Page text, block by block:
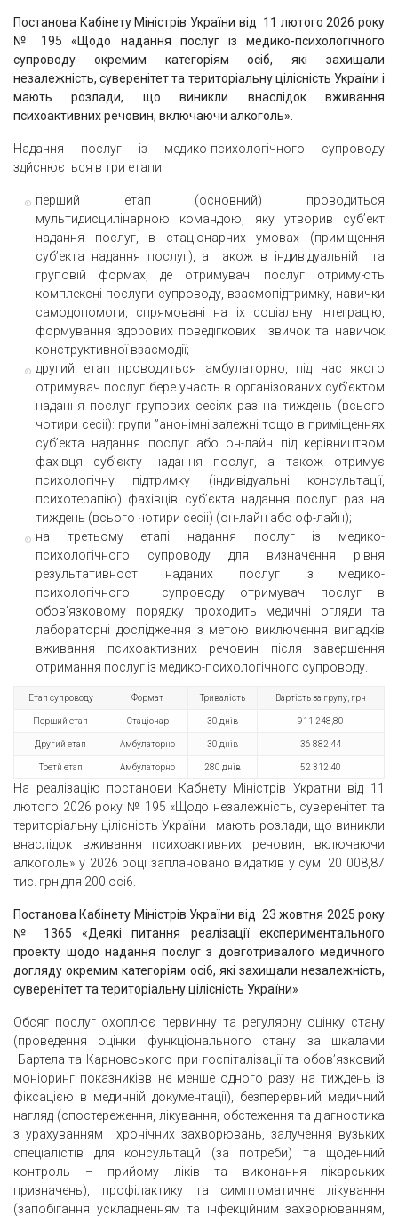
Постанова Кабінету Міністрів України від 11 лютого 2026 року
№ 195 «Щодо надання послуг iз медико-психологічного
супроводу окремим категоріям осіб, які захищали
незалежність, суверенітет та територіальну цілісність України i
мають розлади, що виникли внаслідок вживання
психоактивних речовин, включаючи алкоголь».
Надання послуг iз медико-психологічного супроводу
здйснюється в три етапи:
перший етап (основний) проводиться
мультидисцилінарною командою, яку утворив суб’ект
надання послуг, в стаціонарних умовах (приміщення
суб’екта надання послуг), а також в індивідуальній та
груповій формах, де отримувачі послуг отримують
комплексні послуги супроводу, взаємопідтримку, навички
самодопомоги, спрямовані на ix соціальну інтеграцію,
формування здорових поведігкових звичок та навичок
конструктивної взаємодії;
другий етап проводиться амбулаторно, під час якого
отримувач послуг бере участь в організованих суб’єктом
надання послуг групових сесіях раз на тиждень (всього
чотири cecii): групи ”aнонімні залежні тощо в приміщеннях
суб’екта надання послуг або он-лайн під керівництвом
фахівця суб’єкту надання послуг, а також отримує
психологічну підтримку (індивідуальні консультації,
психотерапію) фахівців суб’єкта надання послуг раз на
тиждень (всього чотири cecii) (он-лайн або оф-лайн);
на третьому етапі надання послуг iз медико-
психологічного супроводу для визначення piвня
peзультативності наданих послуг iз медико-
психологічного супроводу отримувач послуг в
обов’язковому порядку проходить медичні огляди та
лабораторні дослідження з метою виключення випадків
вживання психоактивних речовин після завершення
отримання послуг iз медико-психологічного супроводу.
Етап супроводу Формат Тривалість Вартість за групу, грн
Перший етап Стаціонар 30 днів 911 248,80
Другий етап Амбулаторно 30 днів 36 882,44
Третй етап Амбулаторно 280 днів 52 312,40
На peaлізацію постанови Кабнету Miністрів Укратни від 11
лютого 2026 року № 195 «Щодо незалежність, суверенітет та
територіальну цілісність України i мають розлади, що виникли
внаслідок вживання психоактивних речовин, включаючи
алкоголь» у 2026 році заплановано видатків у cyмі 20 008,87
тис. грн для 200 oci6.
Постанова Кабінету Міністрів України від 23 жовтня 2025 року
№ 1365 «Деякі питання реалізації експериментального
проекту щодо надання послуг з довготривалого медичного
догляду окремим категоріям oci6, які захищали незалежність,
суверенітет та територіальну цілісність України»
Обсяг послуг охоплює первинну та регулярну оцінку стану
(проведення оцінки функціонального стану за шкалами
Бартела та Карновського при госпіталізації та обов’язковий
моніоринг показниківв не менше одного разу на тиждень iз
фіксацією в медичній документації), безперервний медичний
нагляд (спостереження, лікування, обстеження та діагностика
з урахуванням хронічних захворювань, залучення вузьких
cпеціалістів для консультацй (за потреби) та щоденний
контроль – прийому ліків та виконання лікарських
призначень), профілактику та симптоматичне лікування
(запобігання ускладненням та інфекційним захворюванням,